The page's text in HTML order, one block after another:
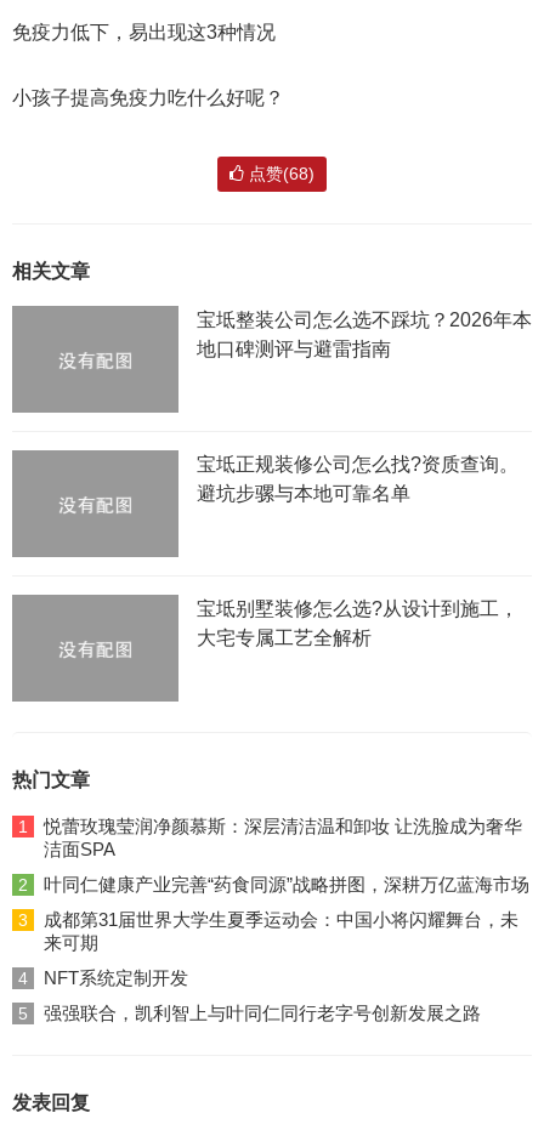
免疫力低下，易出现这3种情况
小孩子提高免疫力吃什么好呢？
点赞(68)
相关文章
宝坻整装公司怎么选不踩坑？2026年本
地口碑测评与避雷指南
宝坻正规装修公司怎么找?资质查询。
避坑步骡与本地可靠名单
宝坻别墅装修怎么选?从设计到施工，
大宅专属工艺全解析
热门文章
1
悦蕾玫瑰莹润净颜慕斯：深层清洁温和卸妆 让洗脸成为奢华
洁面SPA
2 叶同仁健康产业完善“药食同源”战略拼图，深耕万亿蓝海市场
3
成都第31届世界大学生夏季运动会：中国小将闪耀舞台，未
来可期
4 NFT系统定制开发
5 强强联合，凯利智上与叶同仁同行老字号创新发展之路
发表回复